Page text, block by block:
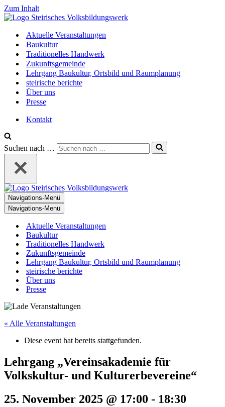
Zum Inhalt
Aktuelle Veranstaltungen
Baukultur
Traditionelles Handwerk
Zukunftsgemeinde
Lehrgang Baukultur, Ortsbild und Raumplanung
steirische berichte
Über uns
Presse
Kontakt
Suchen nach …
Navigations-Menü
Navigations-Menü
Aktuelle Veranstaltungen
Baukultur
Traditionelles Handwerk
Zukunftsgemeinde
Lehrgang Baukultur, Ortsbild und Raumplanung
steirische berichte
Über uns
Presse
« Alle Veranstaltungen
Diese event hat bereits stattgefunden.
Lehrgang „Vereinsakademie für
Volkskultur- und Kulturerbevereine“
25. November 2025 @ 17:00 - 18:30